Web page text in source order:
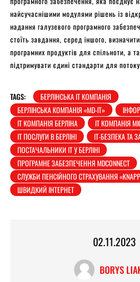
найсучаснішими модулями рішень із
надання галузевого програмного
стоїть завдання, серед іншого,
програмних продуктів для спільноти, а
підтримувати єдині стандарти для
TAGS:
БЕРЛІНСЬКА ІТ КОМПАНІЯ
БЕРЛІНСЬКА КОМПАНІЯ «MD-IT»
ІТ КОМПАНІЯ БЕРЛІНА
ІТ КОМПАНІЯ
ІТ ПОСЛУГИ В БЕРЛІНІ
ІТ-БЕЗПЕКА ТА
ПОСТАЧАЛЬНИКИ ІТ У БЕРЛІНІ
ПРОГРАМНЕ ЗАБЕЗПЕЧЕННЯ MDCONNECT
СЛУЖБИ ПЕНСІЙНОГО СТРАХУВАННЯ
ШВИДКИЙ ІНТЕРНЕТ
02.11.2023
BORYS